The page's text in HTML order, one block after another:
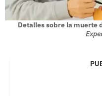
Detalles sobre la muerte